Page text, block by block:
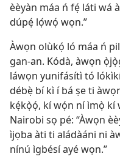
èèyàn máa ń fẹ́ láti wá
dúpẹ́ lọ́wọ́ wọn.”
Àwọn olùkọ́ ló máa ń
gan-an. Kódà, àwọn
láwọn yunifásítì tó
débẹ̀ bí kì í bá ṣe ti
kẹ́kọ̀ọ́, kí wọ́n ní ìmọ̀ kí
Nairobi sọ pé: “Àwọn
ìjọba àti ti aládàáni ni
nínú ìgbésí ayé wọn.”